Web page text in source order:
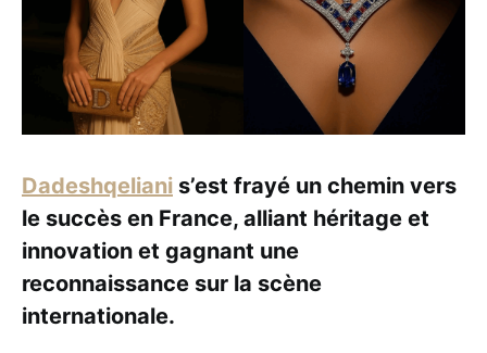
Dadeshqeliani s’est frayé un chemin vers
le succès en France, alliant héritage et
innovation et gagnant une
reconnaissance sur la scène
internationale.